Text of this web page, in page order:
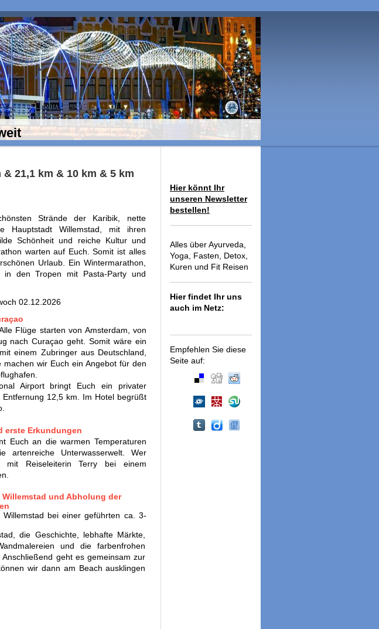
21,1 km & 10 km & 5 km
Strände der Karibik, nette
Hauptstadt Willemstad, mit ihren
Schönheit und reiche Kultur und
warten auf Euch. Somit ist alles
Urlaub. Ein Wintermarathon,
den Tropen mit Pasta-Party und
02.12.2026
Alle Flüge starten von Amsterdam, von
nachCuraçao geht. Somit wäre ein
einem Zubringer aus Deutschland,
wir Euch ein Angebot für den
Airport bringt Euch ein privater
12,5 km. Im Hotel begrüßt
erste Erkundungen
Euch an die warmen Temperaturen
Unterwasserwelt. Wer
Reiseleiterin Terry bei einem
und Abholung der
bei einer geführten ca. 3-
die Geschichte, lebhafte Märkte,
und die farbenfrohen
geht es gemeinsam zur
wir dann am Beach ausklingen
Hier könnt Ihr
unseren Newsletter
bestellen!
Alles über Ayurveda,
Yoga, Fasten, Detox,
Kuren und Fit Reisen
Hier findet Ihr uns
auch im Netz:
Empfehlen Sie diese
Seite auf: